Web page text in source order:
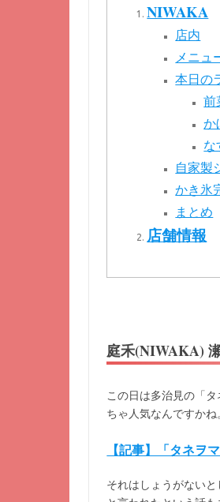
NIWAKA
店内
メニュ
本日の
前
か
な
自家製
かき氷
まとめ
店舗情報
庭禾(NIWAKA)
この日は多治見の「
ちゃ人気なんですかね
【記事】「タネヲ
それはしょうがない